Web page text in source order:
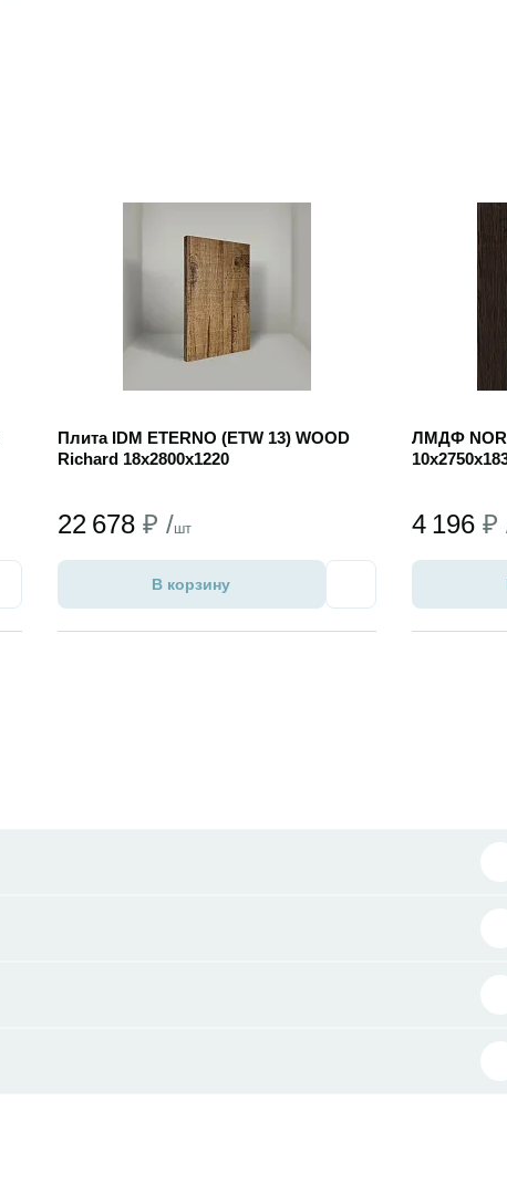
Плита IDM ETERNO (ETW 13) WOOD
Richard 18х2800х1220
22 678 ₽ /шт
В корзину
ЛМДФ
4 196 ₽